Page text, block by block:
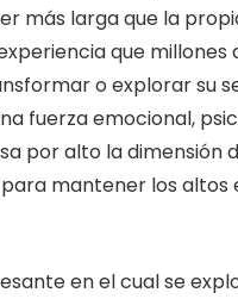
más larga que la
que
o explorar su
fuerza emocional,
por alto la dimensión
mantener los
en el cual se